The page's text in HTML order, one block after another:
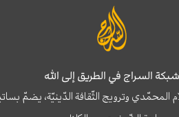
شبكة السراج في الطريق إلى الله
المحمّدي وترويج الثّقافة الدّينيّة،